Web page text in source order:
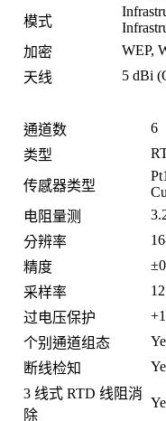
模式
加密
WEP,
天线
5 dBi
通道数
6
类型
传感器类型
电阻量测
分辨率
精度
采样率
过电压保护
个别通道组态
断线检知
3 线式 RTD 线阻消
除